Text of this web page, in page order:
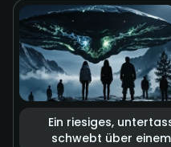
Geschwindigkeit.
tauchen die Szene
Trümmer durch
Rauch aufsteigt.
kühlen und
Endzeitstimmung
eine markante
Ein riesiges,
schwebt über